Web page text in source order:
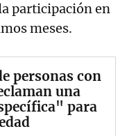
participación en
meses.
personas con
una
para